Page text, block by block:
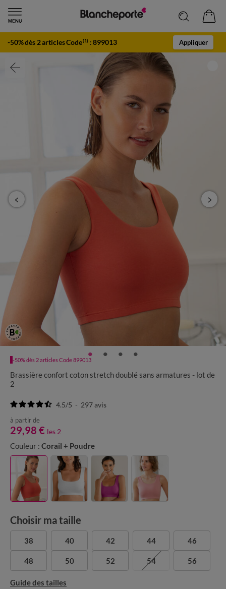
-50% dès 2 articles Code(1) :899013 Appliquer
-50% dès 2 articles Code 899013
Brassière confort coton stretch doublé sans armatures - lot de
2
4.5/5 - 297avis
à partir de
29,98 € les 2
Couleur : Corail + Poudre
Choisir ma taille
38 40 42 44 46
48 50 52 54 56
Guide des tailles